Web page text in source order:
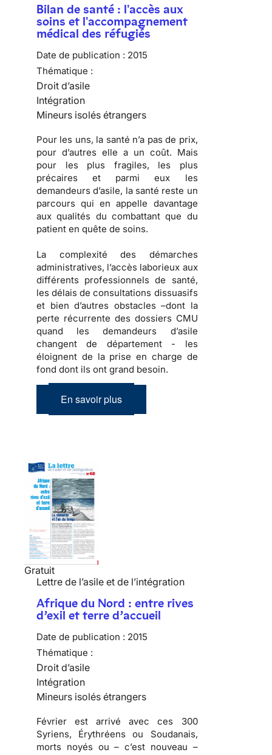
Bilan de santé : l'accès aux
soins et l'accompagnement
médical des réfugiés
Date de publication : 2015
Thématique :
Droit d’asile
Intégration
Mineurs isolés étrangers
Pour les uns, la santé n’a pas de prix,
pour d’autres elle a un coût. Mais
pour les plus fragiles, les plus
précaires et parmi eux les
demandeurs d’asile, la santé reste un
parcours qui en appelle davantage
aux qualités du combattant que du
patient en quête de soins.
La complexité des démarches
administratives, l’accès laborieux aux
différents professionnels de santé,
les délais de consultations dissuasifs
et bien d’autres obstacles –dont la
perte récurrente des dossiers CMU
quand les demandeurs d’asile
changent de département - les
éloignent de la prise en charge de
fond dont ils ont grand besoin.
En savoir plus
Gratuit
Lettre de l’asile et de l’intégration
Afrique du Nord : entre rives
d’exil et terre d’accueil
Date de publication : 2015
Thématique :
Droit d’asile
Intégration
Mineurs isolés étrangers
Février est arrivé avec ces 300
Syriens, Érythréens ou Soudanais,
morts noyés ou – c’est nouveau –